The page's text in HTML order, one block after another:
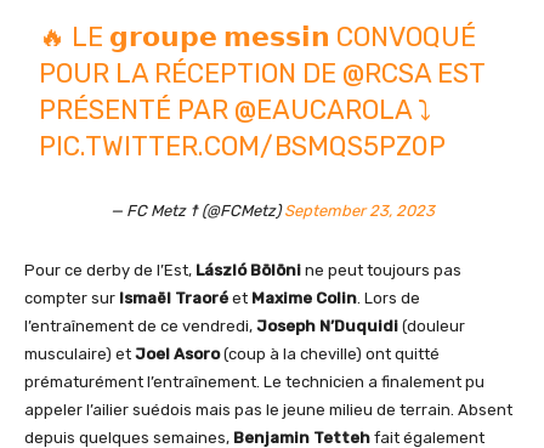
🔥 LE 𝗴𝗿𝗼𝘂𝗽𝗲 𝗺𝗲𝘀𝘀𝗶𝗻 CONVOQUÉ
POUR LA RÉCEPTION DE @RCSAEST
PRÉSENTÉ PAR @EAUCAROLA⤵️
PIC.TWITTER.COM/BSMQS5PZ0P
— FC Metz ☨ (@FCMetz)September 23, 2023
Pour ce derby de l’Est, László Bölöni ne peut toujours pas
compter sur Ismaël Traoré et Maxime Colin . Lors de
l’entraînement de ce vendredi, Joseph N’Duquidi (douleur
musculaire) et Joel Asoro(coup à la cheville) ont quitté
prématurément l’entraînement. Le technicien a finalement pu
appeler l’ailier suédois mais pas le jeune milieu de terrain. Absent
depuis quelques semaines, Benjamin Tetteh fait également